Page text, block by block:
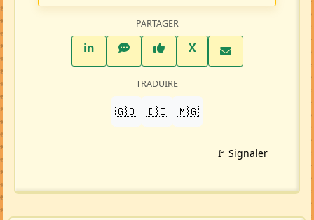
PARTAGER
inLinkedInWhatsAppFacebook
XTwitter X
TRADUIRE
🇬🇧 🇩🇪 🇲🇬
🚩 Signaler